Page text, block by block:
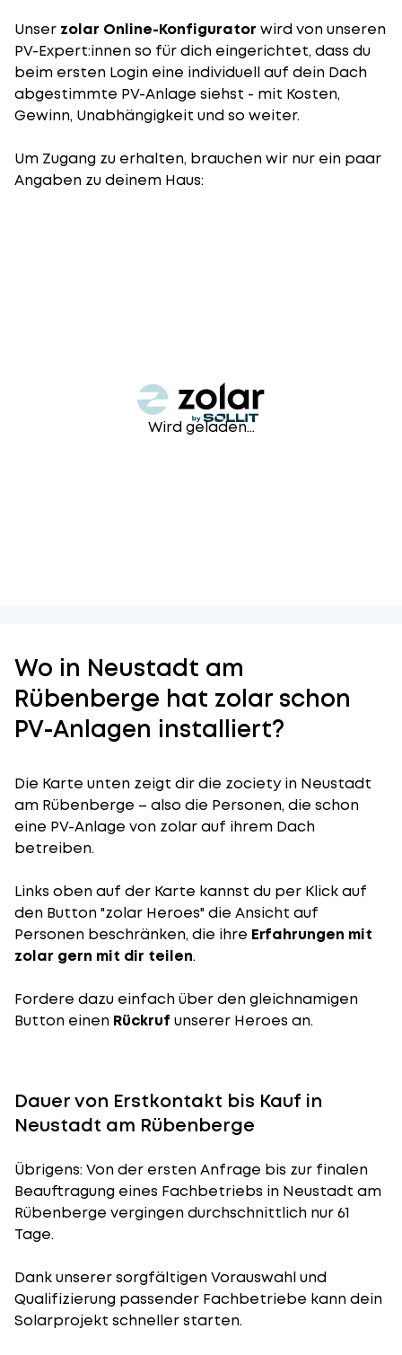
Unser zolar Online-Konfigurator wird von unseren
PV-Expert:innen so für dich eingerichtet, dass du
beim ersten Login eine individuell auf dein Dach
abgestimmte PV-Anlage siehst - mit Kosten,
Gewinn, Unabhängigkeit und so weiter.
Um Zugang zu erhalten, brauchen wir nur ein paar
Angaben zu deinem Haus:
Wird geladen...
Wo in Neustadt am
Rübenberge hat zolar schon
PV-Anlagen installiert?
Die Karte unten zeigt dir die zociety in Neustadt
am Rübenberge – also die Personen, die schon
eine PV-Anlage von zolar auf ihrem Dach
betreiben.
Links oben auf der Karte kannst du per Klick auf
den Button "zolar Heroes" die Ansicht auf
Personen beschränken, die ihre Erfahrungen mit
zolar gern mit dir teilen.
Fordere dazu einfach über den gleichnamigen
Button einen Rückruf unserer Heroes an.
Dauer von Erstkontakt bis Kauf in
Neustadt am Rübenberge
Übrigens: Von der ersten Anfrage bis zur finalen
Beauftragung eines Fachbetriebs in Neustadt am
Rübenberge vergingen durchschnittlich nur 61
Tage.
Dank unserer sorgfältigen Vorauswahl und
Qualifizierung passender Fachbetriebe kann dein
Solarprojekt schneller starten.